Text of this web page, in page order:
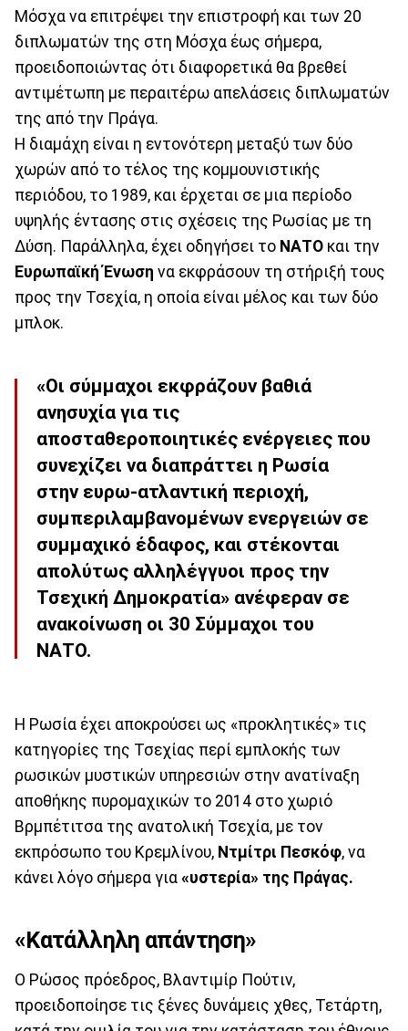
Μόσχα να επιτρέψει την επιστροφή και των 20
διπλωματών της στη Μόσχα έως σήμερα,
προειδοποιώντας ότι διαφορετικά θα βρεθεί
αντιμέτωπη με περαιτέρω απελάσεις διπλωματών
της από την Πράγα.
Η διαμάχη είναι η εντονότερη μεταξύ των δύο
χωρών από το τέλος της κομμουνιστικής
περιόδου, το 1989, και έρχεται σε μια περίοδο
υψηλής έντασης στις σχέσεις της Ρωσίας με τη
Δύση. Παράλληλα, έχει οδηγήσει το ΝΑΤΟ και την
Ευρωπαϊκή Ένωση να εκφράσουν τη στήριξή τους
προς την Τσεχία, η οποία είναι μέλος και των δύο
μπλοκ.
«Οι σύμμαχοι εκφράζουν βαθιά
ανησυχία για τις
αποσταθεροποιητικές ενέργειες που
συνεχίζει να διαπράττει η Ρωσία
στην ευρω-ατλαντική περιοχή,
συμπεριλαμβανομένων ενεργειών σε
συμμαχικό έδαφος, και στέκονται
απολύτως αλληλέγγυοι προς την
Τσεχική Δημοκρατία» ανέφεραν σε
ανακοίνωση οι 30 Σύμμαχοι του
ΝΑΤΟ.
Η Ρωσία έχει αποκρούσει ως «προκλητικές» τις
κατηγορίες της Τσεχίας περί εμπλοκής των
ρωσικών μυστικών υπηρεσιών στην ανατίναξη
αποθήκης πυρομαχικών το 2014 στο χωριό
Βρμπέτιτσα της ανατολική Τσεχία, με τον
εκπρόσωπο του Κρεμλίνου, Ντμίτρι Πεσκόφ, να
κάνει λόγο σήμερα για «υστερία» της Πράγας.
«Κατάλληλη απάντηση»
Ο Ρώσος πρόεδρος, Βλαντιμίρ Πούτιν,
προειδοποίησε τις ξένες δυνάμεις χθες, Τετάρτη,